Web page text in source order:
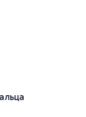
8 оценок